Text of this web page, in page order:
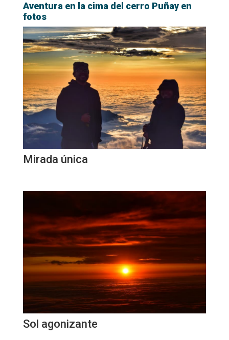
Aventura en la cima del cerro Puñay en
fotos
Mirada única
Sol agonizante